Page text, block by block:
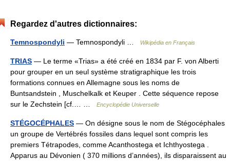
Regardez d'autres dictionnaires:
Temnospondyli — Temnospondyli … Wikipédia en Français
TRIAS — Le terme «Trias» a été créé en 1834 par F. von Alberti
pour grouper en un seul système stratigraphique les trois
formations connues en Allemagne sous les noms de
Buntsandstein , Muschelkalk et Keuper . Cette séquence repose
sur le Zechstein [cf.… …
Encyclopédie Universelle
STÉGOCÉPHALES — On désigne sous le nom de Stégocéphales
un groupe de Vertébrés fossiles dans lequel sont compris les
premiers Tétrapodes, comme Acanthostega et Ichthyostega .
Apparus au Dévonien ( 370 millions d’années), ils disparaissent au